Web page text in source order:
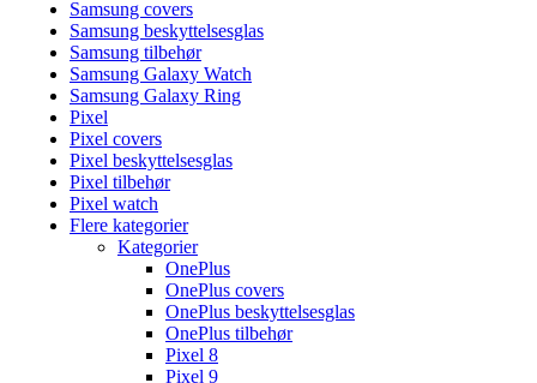
Samsung covers
Samsung beskyttelsesglas
Samsung tilbehør
Samsung Galaxy Watch
Samsung Galaxy Ring
Pixel
Pixel covers
Pixel beskyttelsesglas
Pixel tilbehør
Pixel watch
Flere kategorier
Kategorier
OnePlus
OnePlus covers
OnePlus beskyttelsesglas
OnePlus tilbehør
Pixel 8
Pixel 9